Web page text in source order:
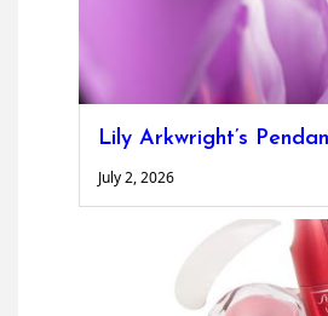
Lily Arkwright’s
July 2, 2026